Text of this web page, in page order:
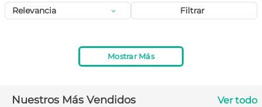
Filtrar
Relevancia
Mostrar Más
Nuestros Más Vendidos Ver todo
9.
contorno ojos